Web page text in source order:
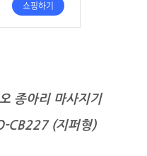
종아리 마사지기
CB227 (지퍼형)